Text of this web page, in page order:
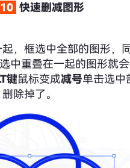
快速删减图形
，框选中全部的图形，
中重叠在一起的图形就
键鼠标变成减号单击选中
删除掉了。